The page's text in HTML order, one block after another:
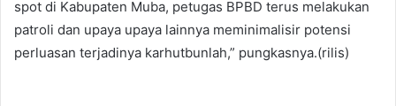
spot di Kabupaten Muba, petugas BPBD terus melakukan
patroli dan upaya upaya lainnya meminimalisir potensi
perluasan terjadinya karhutbunlah,” pungkasnya.(rilis)